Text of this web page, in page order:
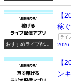
おすすめライブ配信
【
稼
ライ
【
ン